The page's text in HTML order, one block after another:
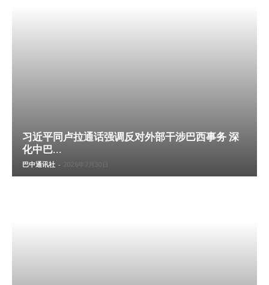
习近平同卢拉通话强调反对外部干涉巴西事务 深
化中巴...
巴中通讯社 - 2026年7月30日